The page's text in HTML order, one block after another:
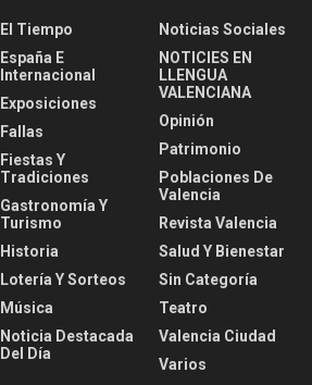
El Tiempo
España E
Internacional
Exposiciones
Fallas
Fiestas Y
Tradiciones
Gastronomía Y
Turismo
Historia
Lotería Y Sorteos
Música
Noticia Destacada
Del Día
Noticias Sociales
NOTICIES EN
LLENGUA
VALENCIANA
Opinión
Patrimonio
Poblaciones De
Valencia
Revista Valencia
Salud Y Bienestar
Sin Categoría
Teatro
Valencia Ciudad
Varios